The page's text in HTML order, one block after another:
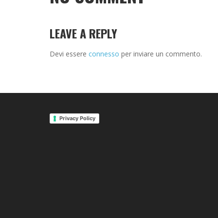
LEAVE A REPLY
Devi essere connesso per inviare un commento.
Privacy Policy